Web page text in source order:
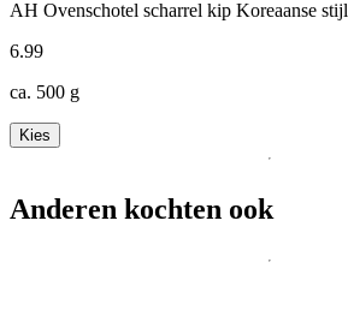
AH Ovenschotel scharrel kip Koreaanse stijl
6.99
ca. 500 g
Kies
Anderen kochten ook